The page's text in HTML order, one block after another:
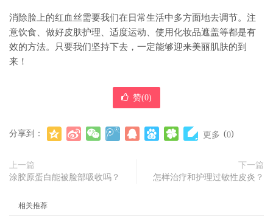
消除脸上的红血丝需要我们在日常生活中多方面地去调节。注
意饮食、做好皮肤护理、适度运动、使用化妆品遮盖等都是有
效的方法。只要我们坚持下去，一定能够迎来美丽肌肤的到
来！
赞(0)
分享到： 更多 (0)
上一篇
涂胶原蛋白能被脸部吸收吗？
下一篇
怎样治疗和护理过敏性皮炎？
相关推荐